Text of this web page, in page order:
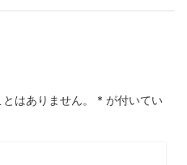
はありません。 * が付いてい